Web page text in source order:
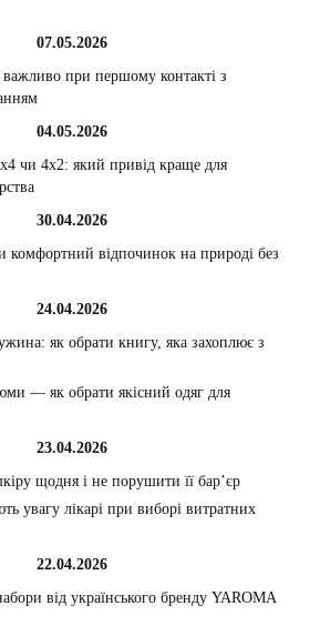
07.05.2026
при першому контакті з
04.05.2026
чи 4х2: який привід краще для
30.04.2026
комфортний відпочинок на природі без
24.04.2026
як обрати книгу, яка захоплює з
— як обрати якісний одяг для
23.04.2026
щодня і не порушити її бар’єр
увагу лікарі при виборі витратних
22.04.2026
від українського бренду YAROMA